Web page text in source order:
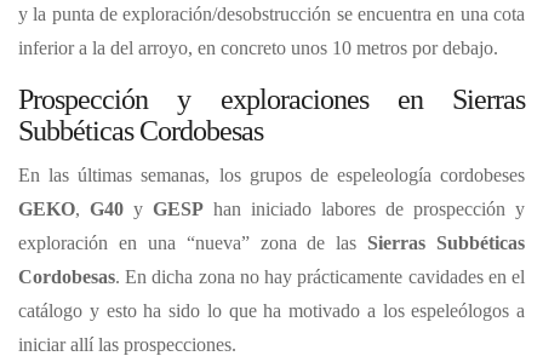
y la punta de exploración/desobstrucción se encuentra en una cota
inferior a la del arroyo, en concreto unos 10 metros por debajo.
Prospección y exploraciones en Sierras
Subbéticas Cordobesas
En las últimas semanas, los grupos de espeleología cordobeses
GEKO, G40 y GESP han iniciado labores de prospección y
exploración en una “nueva” zona de las Sierras Subbéticas
Cordobesas. En dicha zona no hay prácticamente cavidades en el
catálogo y esto ha sido lo que ha motivado a los espeleólogos a
iniciar allí las prospecciones.